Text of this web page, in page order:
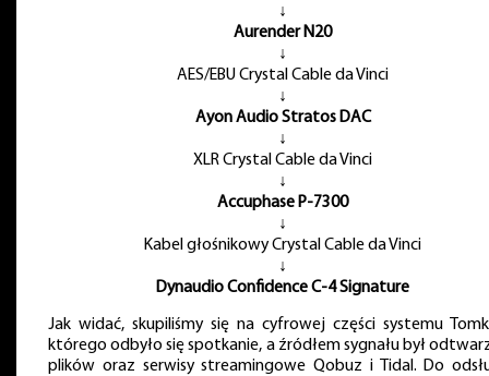
↓
Aurender N20
↓
AES/EBU Crystal Cable da Vinci
↓
Ayon Audio Stratos DAC
↓
XLR Crystal Cable da Vinci
↓
Accuphase P-7300
↓
Kabel głośnikowy Crystal Cable da Vinci
↓
Dynaudio Confidence C-4 Signature
Jak widać, skupiliśmy się na cyfrowej części systemu
którego odbyło się spotkanie, a źródłem sygnału był
plików oraz serwisy streamingowe Qobuz i Tidal. Do